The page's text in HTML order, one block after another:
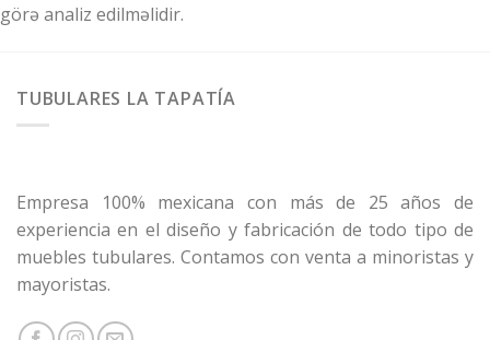
görə analiz edilməlidir.
TUBULARES LA TAPATÍA
Empresa 100% mexicana con más de 25 años de
experiencia en el diseño y fabricación de todo tipo de
muebles tubulares. Contamos con venta a minoristas y
mayoristas.